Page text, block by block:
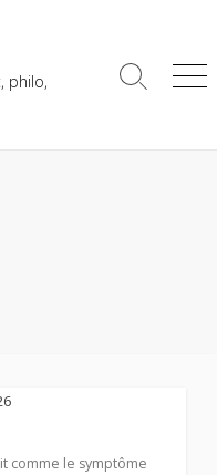
philo,
Search
comme le symptôme